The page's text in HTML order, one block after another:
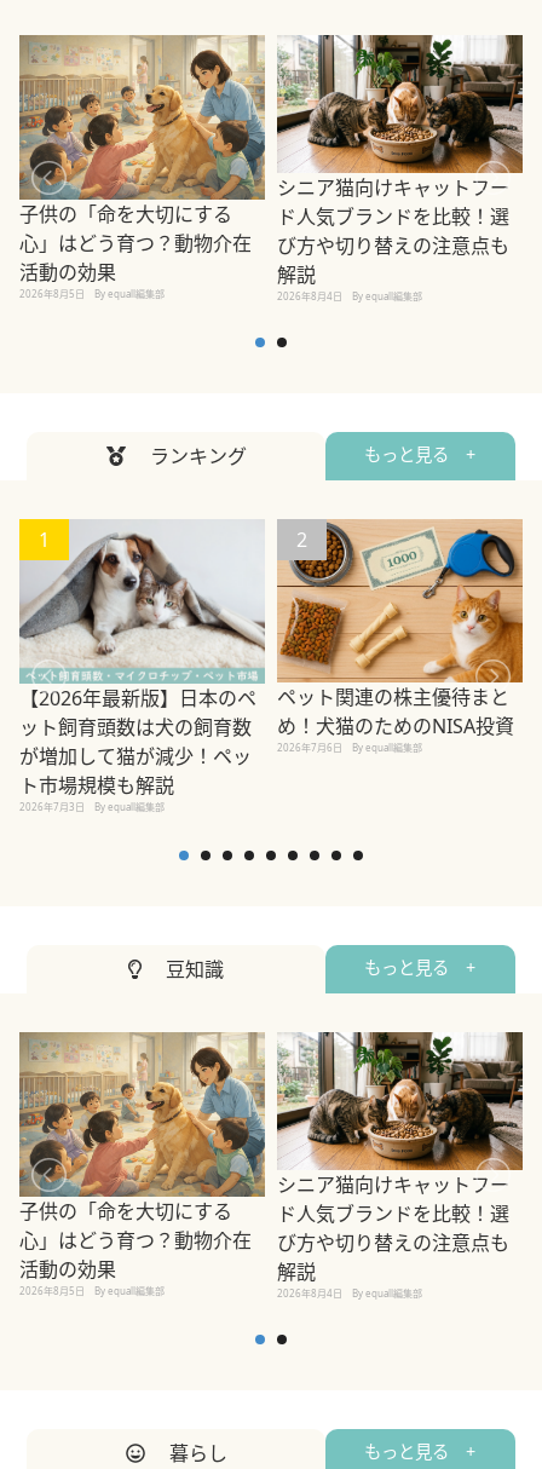
子供の「命を大切にする
心」はどう育つ？動物介在
活動の効果
2026年8月5日 By equall編集部
シニア猫向けキャットフー
ド人気ブランドを比較！選
び方や切り替えの注意点も
解説
2026年8月4日 By equall編集部
ランキング もっと見る +
1
【2026年最新版】日本のペ
ット飼育頭数は犬の飼育数
が増加して猫が減少！ペッ
ト市場規模も解説
2026年7月3日 By equall編集部
2
ペット関連の株主優待まと
め！犬猫のためのNISA投資
2026年7月6日 By equall編集部
豆知識 もっと見る +
子供の「命を大切にする
心」はどう育つ？動物介在
活動の効果
2026年8月5日 By equall編集部
シニア猫向けキャットフー
ド人気ブランドを比較！選
び方や切り替えの注意点も
解説
2026年8月4日 By equall編集部
暮らし もっと見る +